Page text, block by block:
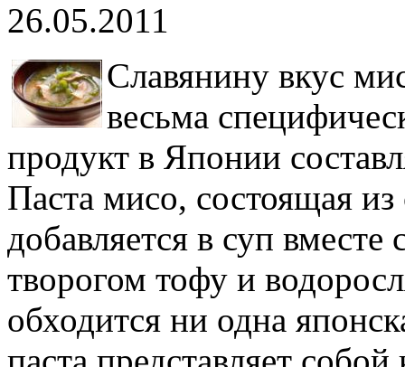
26.05.2011
Славянину вкус
весьма
продукт в Японии
Паста мисо, состоящая
добавляется в суп
творогом тофу и
обходится ни одна